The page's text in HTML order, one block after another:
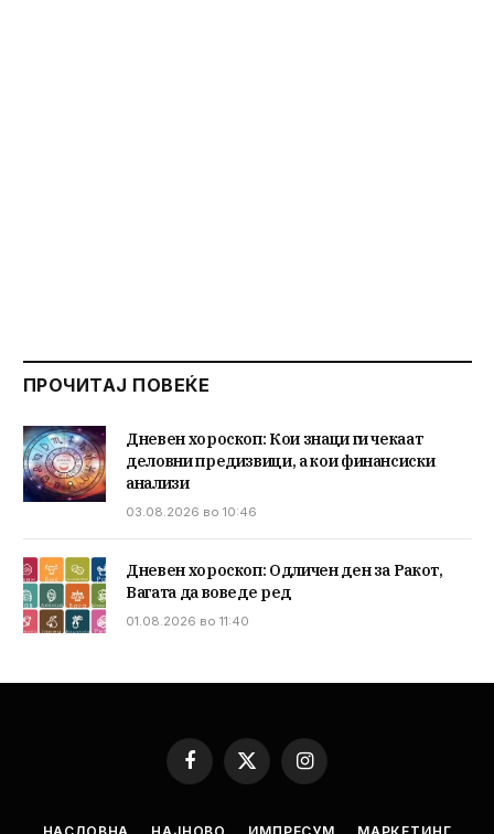
ПРОЧИТАЈ ПОВЕЌЕ
Дневен хороскоп: Кои знаци ги чекаат
деловни предизвици, а кои финансиски
анализи
03.08.2026 во 10:46
Дневен хороскоп: Одличен ден за Ракот,
Вагата да воведе ред
01.08.2026 во 11:40
Facebook
X
(Twitter)
Instagram